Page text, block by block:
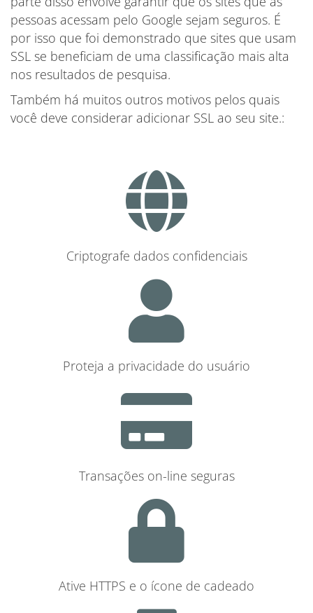
pessoas acessam pelo Google sejam seguros. É
por isso que foi demonstrado que sites que usam
SSL se beneficiam de uma classificação mais alta
nos resultados de pesquisa.
Também há muitos outros motivos pelos quais
você deve considerar adicionar SSL ao seu site.:
Criptografe dados confidenciais
Proteja a privacidade do usuário
Transações on-line seguras
Ative HTTPS e o ícone de cadeado